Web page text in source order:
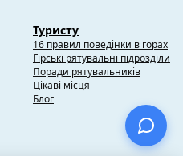
Туристу
16 правил поведінки в горах
Гірські рятувальні підрозділи
Поради рятувальників
Цікаві місця
Блог